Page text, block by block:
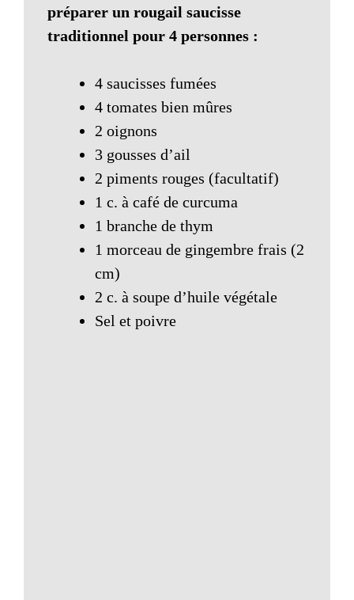
préparer un rougail saucisse
traditionnel pour 4 personnes :
4 saucisses fumées
4 tomates bien mûres
2 oignons
3 gousses d’ail
2 piments rouges (facultatif)
1 c. à café de curcuma
1 branche de thym
1 morceau de gingembre frais (2
cm)
2 c. à soupe d’huile végétale
Sel et poivre